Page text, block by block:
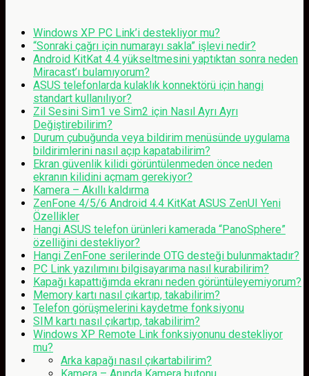
Windows XP PC Link’i destekliyor mu?
“Sonraki çağrı için numarayı sakla” işlevi nedir?
Android KitKat 4.4 yükseltmesini yaptıktan sonra neden
Miracast’ı bulamıyorum?
ASUS telefonlarda kulaklık konnektörü için hangi
standart kullanılıyor?
Zil Sesini Sim1 ve Sim2 için Nasıl Ayrı Ayrı
Değiştirebilirim?
Durum çubuğunda veya bildirim menüsünde uygulama
bildirimlerini nasıl açıp kapatabilirim?
Ekran güvenlik kilidi görüntülenmeden önce neden
ekranın kilidini açmam gerekiyor?
Kamera – Akıllı kaldırma
ZenFone 4/5/6 Android 4.4 KitKat ASUS ZenUI Yeni
Özellikler
Hangi ASUS telefon ürünleri kamerada “PanoSphere”
özelliğini destekliyor?
Hangi ZenFone serilerinde OTG desteği bulunmaktadır?
PC Link yazılımını bilgisayarıma nasıl kurabilirim?
Kapağı kapattığımda ekranı neden görüntüleyemiyorum?
Memory kartı nasıl çıkartıp, takabilirim?
Telefon görüşmelerini kaydetme fonksiyonu
SIM kartı nasıl çıkartıp, takabilirim?
Windows XP Remote Link fonksiyonunu destekliyor
mu?
Arka kapağı nasıl çıkartabilirim?